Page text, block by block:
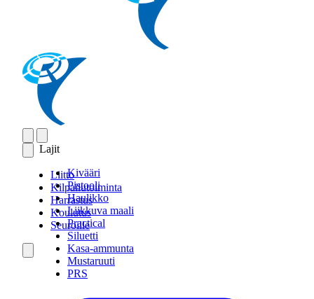
Lajit
Kivääri
Pistooli
Haulikko
Liikkuva maali
Practical
Siluetti
Kasa-ammunta
Mustaruuti
PRS
Liitto
Kilpailutoiminta
Harrastus
Koulutus
Seuroille